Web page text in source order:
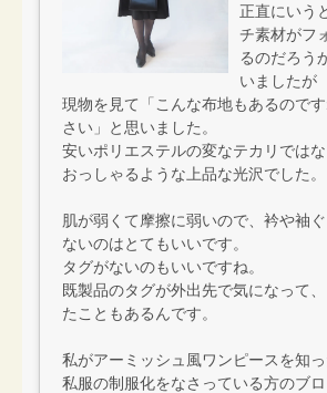
正直にいう
チ素材がフ
るのだろう
いましたが
現物を見て「こんな布地もあるので
さい」と思いました。
安いポリエステルの変なテカリでは
おっしゃるような上品な光沢でした。
肌が弱くて摩擦に弱いので、衿や袖
ないのはとてもいいです。
タグがないのもいいですね。
既製品のタグが外出先で気になって
たこともあるんです。
私がアーミッシュ風ワンピースを知
私服の制服化をなさっている方のブロ